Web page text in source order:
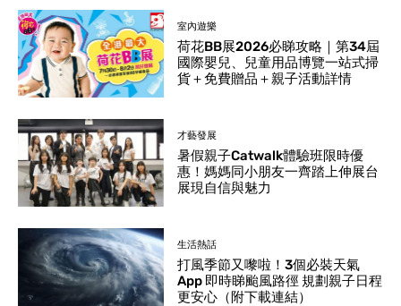
室內遊樂
荷花BB展2026必睇攻略｜第34屆
國際嬰兒、兒童用品博覽一站式掃
貨＋免費贈品＋親子活動詳情
才藝發展
暑假親子Catwalk體驗班限時優
惠！媽媽同小朋友一齊踏上伸展台
展現自信與魅力
生活熱話
打風季節又嚟啦！3個必裝天氣
App 即時睇颱風路徑 規劃親子日程
更安心（附下載連結）